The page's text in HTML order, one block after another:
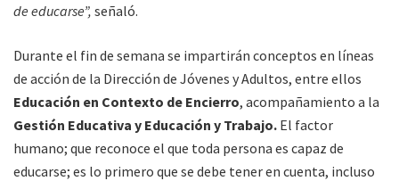
de educarse”, señaló.
Durante el fin de semana se impartirán conceptos en líneas
de acción de la Dirección de Jóvenes y Adultos, entre ellos
Educación en Contexto de Encierro, acompañamiento a la
Gestión Educativa y Educación y Trabajo. El factor
humano; que reconoce el que toda persona es capaz de
educarse; es lo primero que se debe tener en cuenta, incluso